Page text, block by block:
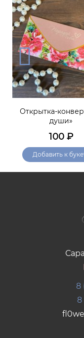
Открытка-
души»
100 ₽
Добавить к
8
8